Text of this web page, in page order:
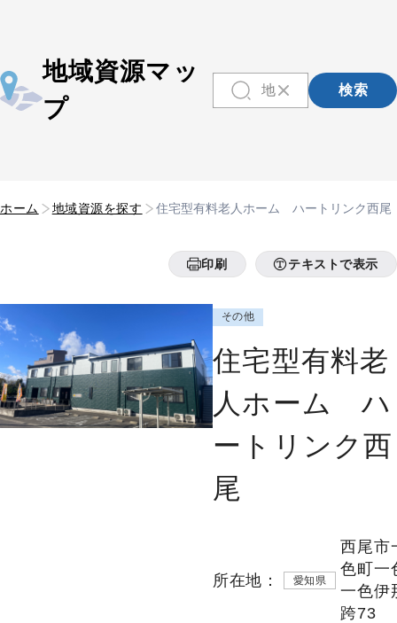
地域資源マッ
プ
検索
ホーム 地域資源を探す 住宅型有料老人ホーム ハートリンク西尾
印刷 テキストで表示
その他
住宅型有料老
人ホーム ハ
ートリンク西
尾
所在地： 愛知県
西尾市
色町一
一色伊
跨73